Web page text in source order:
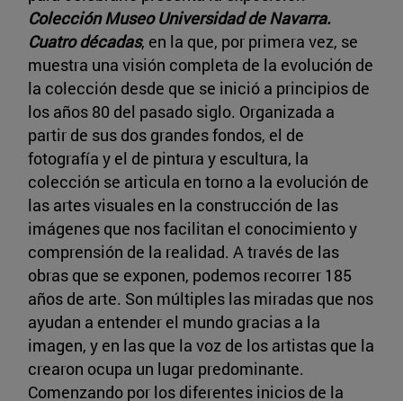
Colección Museo Universidad de Navarra.
Cuatro décadas, en la que, por primera vez, se
muestra una visión completa de la evolución de
la colección desde que se inició a principios de
los años 80 del pasado siglo. Organizada a
partir de sus dos grandes fondos, el de
fotografía y el de pintura y escultura, la
colección se articula en torno a la evolución de
las artes visuales en la construcción de las
imágenes que nos facilitan el conocimiento y
comprensión de la realidad. A través de las
obras que se exponen, podemos recorrer 185
años de arte. Son múltiples las miradas que nos
ayudan a entender el mundo gracias a la
imagen, y en las que la voz de los artistas que la
crearon ocupa un lugar predominante.
Comenzando por los diferentes inicios de la